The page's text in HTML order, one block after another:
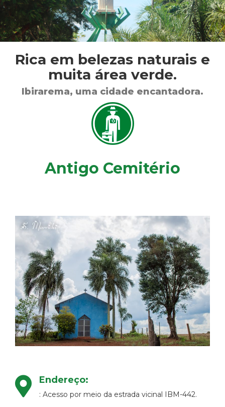
Rica em belezas naturais e
muita área verde.
Ibirarema, uma cidade encantadora.
Antigo Cemitério
Endereço:
: Acesso por meio da estrada vicinal IBM-442.